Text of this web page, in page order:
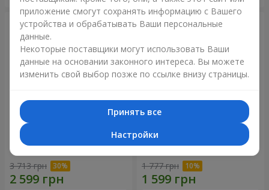
Цветы в коробке "Барокко"
3 713 грн
Букет "Розовый вкус
1 777 грн
приложение смогут сохранять информацию с Вашего
устройства и обрабатывать Ваши персональные
данные.
Некоторые поставщики могут использовать Ваши
данные на основании законного интереса. Вы можете
изменить свой выбор позже по ссылке внизу страницы.
Принять все
Настройки